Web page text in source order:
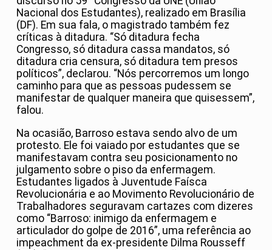
Nacional dos Estudantes), realizado em Brasília
(DF). Em sua fala, o magistrado também fez
críticas à ditadura. “Só ditadura fecha
Congresso, só ditadura cassa mandatos, só
ditadura cria censura, só ditadura tem presos
políticos”, declarou. “Nós percorremos um longo
caminho para que as pessoas pudessem se
manifestar de qualquer maneira que quisessem”,
falou.
Na ocasião, Barroso estava sendo alvo de um
protesto. Ele foi vaiado por estudantes que se
manifestavam contra seu posicionamento no
julgamento sobre o piso da enfermagem.
Estudantes ligados à Juventude Faísca
Revolucionária e ao Movimento Revolucionário de
Trabalhadores seguravam cartazes com dizeres
como “Barroso: inimigo da enfermagem e
articulador do golpe de 2016”, uma referência ao
impeachment da ex-presidente Dilma Rousseff